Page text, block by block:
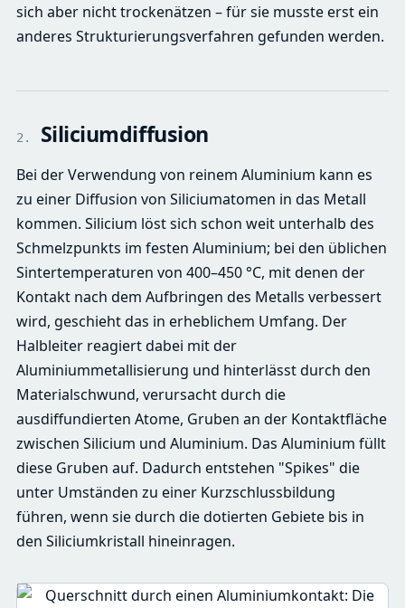
sich aber nicht trockenätzen – für sie musste erst ein
anderes Strukturierungsverfahren gefunden werden.
2. Siliciumdiffusion
Bei der Verwendung von reinem Aluminium kann es
zu einer Diffusion von Siliciumatomen in das Metall
kommen. Silicium löst sich schon weit unterhalb des
Schmelzpunkts im festen Aluminium; bei den üblichen
Sintertemperaturen von 400–450 °C, mit denen der
Kontakt nach dem Aufbringen des Metalls verbessert
wird, geschieht das in erheblichem Umfang. Der
Halbleiter reagiert dabei mit der
Aluminiummetallisierung und hinterlässt durch den
Materialschwund, verursacht durch die
ausdiffundierten Atome, Gruben an der Kontaktfläche
zwischen Silicium und Aluminium. Das Aluminium füllt
diese Gruben auf. Dadurch entstehen "Spikes" die
unter Umständen zu einer Kurzschlussbildung
führen, wenn sie durch die dotierten Gebiete bis in
den Siliciumkristall hineinragen.